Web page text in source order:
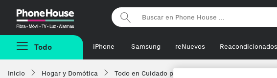
Phonehouse
Todo iPhone Samsung reNuevos Reacondicionados
Inicio Hogar y Domótica Todo en Cuidado personal